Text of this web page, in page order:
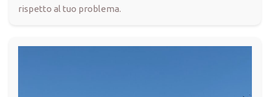
rispetto al tuo problema.